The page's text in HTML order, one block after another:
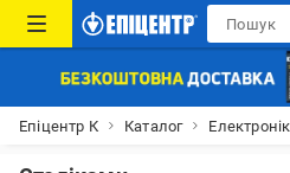
Епіцентр К Каталог